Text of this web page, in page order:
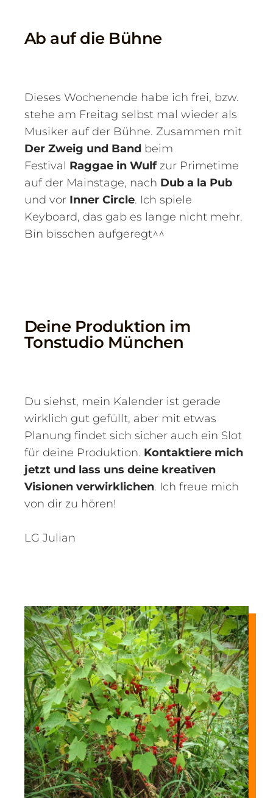
Ab auf die Bühne
Dieses Wochenende habe ich frei, bzw.
stehe am Freitag selbst mal wieder als
Musiker auf der Bühne. Zusammen mit
Der Zweig und Band beim
Festival Raggae in Wulfzur Primetime
auf der Mainstage, nach Dub a la Pub
und vor Inner Circle. Ich spiele
Keyboard, das gab es lange nicht mehr.
Bin bisschen aufgeregt^^
Deine Produktion im
Tonstudio München
Du siehst, mein Kalender ist gerade
wirklich gut gefüllt, aber mit etwas
Planung findet sich sicher auch ein Slot
für deine Produktion. Kontaktiere mich
jetzt und lass uns deine kreativen
Visionen verwirklichen. Ich freue mich
von dir zu hören!
LG Julian